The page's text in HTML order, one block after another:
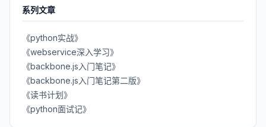
系列文章
《python实战》
《webservice深入学习》
《backbone.js入门笔记》
《backbone.js入门笔记第二版》
《读书计划》
《python面试记》